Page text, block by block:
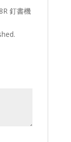
釘書機